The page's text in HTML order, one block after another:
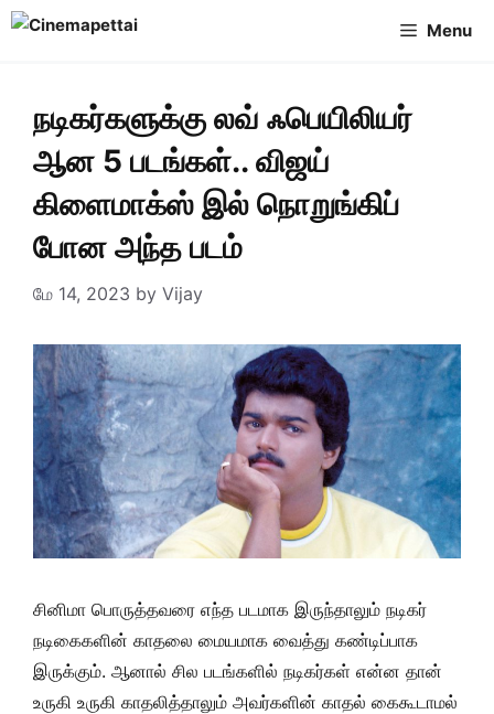
Skip
Menu
நடிகர்களுக்கு லவ் ஃபெயிலியர்
ஆன 5 படங்கள்.. விஜய்
கிளைமாக்ஸ் இல் நொறுங்கிப்
போன அந்த படம்
மே 14, 2023 by Vijay
சினிமா பொருத்தவரை எந்த படமாக இருந்தாலும் நடிகர்
நடிகைகளின் காதலை மையமாக வைத்து கண்டிப்பாக
இருக்கும். ஆனால் சில படங்களில் நடிகர்கள் என்ன தான்
உருகி உருகி காதலித்தாலும் அவர்களின் காதல் கைகூடாமல்